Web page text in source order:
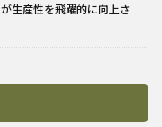
生産性を飛躍的に向上さ